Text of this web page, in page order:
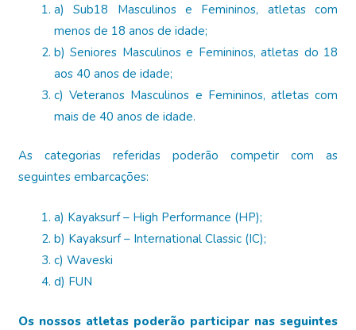
a) Sub18 Masculinos e Femininos, atletas com
menos de 18 anos de idade;
b) Seniores Masculinos e Femininos, atletas do 18
aos 40 anos de idade;
c) Veteranos Masculinos e Femininos, atletas com
mais de 40 anos de idade.
As categorias referidas poderão competir com as
seguintes embarcações:
a) Kayaksurf – High Performance (HP);
b) Kayaksurf – International Classic (IC);
c) Waveski
d) FUN
Os nossos atletas poderão participar nas seguintes